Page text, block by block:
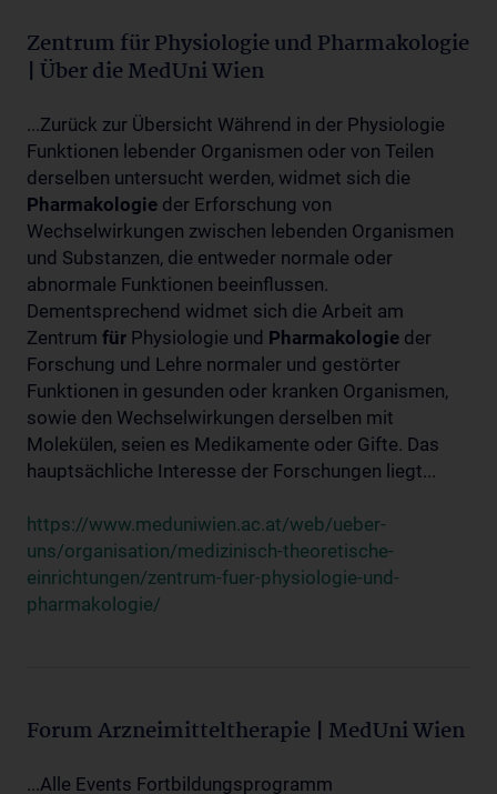
Zentrum für Physiologie und Pharmakologie
| Über die MedUni Wien
...Zurück zur Übersicht Während in der Physiologie
Funktionen lebender Organismen oder von Teilen
derselben untersucht werden, widmet sich die
Pharmakologie der Erforschung von
Wechselwirkungen zwischen lebenden Organismen
und Substanzen, die entweder normale oder
abnormale Funktionen beeinflussen.
Dementsprechend widmet sich die Arbeit am
Zentrum für Physiologie und Pharmakologie der
Forschung und Lehre normaler und gestörter
Funktionen in gesunden oder kranken Organismen,
sowie den Wechselwirkungen derselben mit
Molekülen, seien es Medikamente oder Gifte. Das
hauptsächliche Interesse der Forschungen liegt...
https://www.meduniwien.ac.at/web/ueber-
uns/organisation/medizinisch-theoretische-
einrichtungen/zentrum-fuer-physiologie-und-
pharmakologie/
Forum Arzneimitteltherapie | MedUni Wien
...Alle Events Fortbildungsprogramm